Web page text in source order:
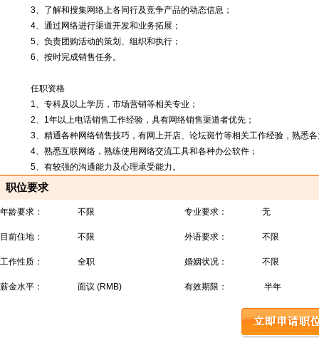
3、了解和搜集网络上各同行及竞争产品的动态信息；
4、通过网络进行渠道开发和业务拓展；
5、负责团购活动的策划、组织和执行；
6、按时完成销售任务。
任职资格
1、专科及以上学历，市场营销等相关专业；
2、1年以上电话销售工作经验，具有网络销售渠道者优先；
3、精通各种网络销售技巧，有网上开店、论坛斑竹等相关工作经验，熟悉
4、熟悉互联网络，熟练使用网络交流工具和各种办公软件；
5、有较强的沟通能力及心理承受能力。
职位要求
年龄要求： 不限 专业要求： 无
目前住地： 不限 外语要求： 不限
工作性质： 全职 婚姻状况： 不限
薪金水平： 面议 (RMB) 有效期限： 半年